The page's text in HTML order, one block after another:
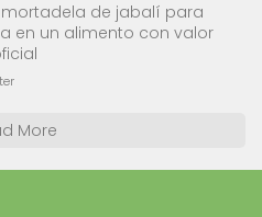
de jabalí para
en un alimento con valor
More